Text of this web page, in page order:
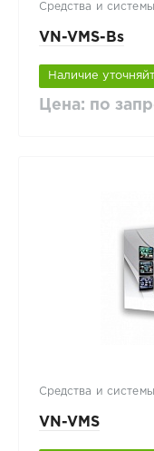
Средства и
VN-VMS-Bs
Наличие
Цена: по
Средства и
VN-VMS